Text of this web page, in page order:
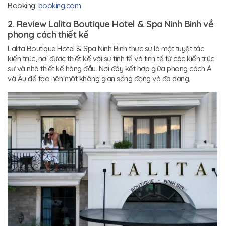
Booking: booking.com
2. Review Lalita Boutique Hotel & Spa Ninh Binh về
phong cách thiết kế
Lalita Boutique Hotel & Spa Ninh Binh thực sự là một tuyệt tác
kiến trúc, nơi được thiết kế với sự tinh tế và tinh tế từ các kiến trúc
sư và nhà thiết kế hàng đầu. Nơi đây kết hợp giữa phong cách Á
và Âu để tạo nên một không gian sống động và đa dạng.